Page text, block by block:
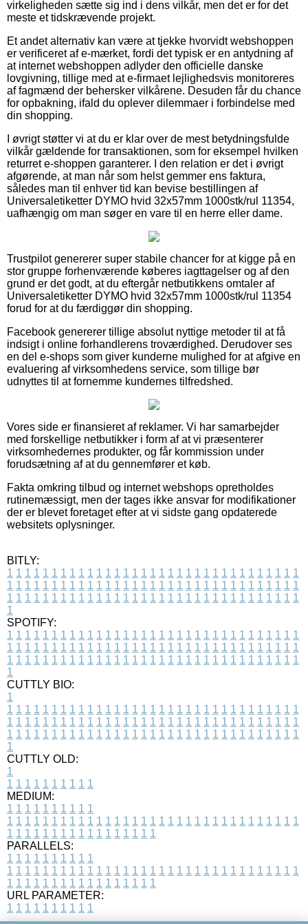
virkeligheden sætte sig ind i dens vilkår, men det er for det
meste et tidskrævende projekt.
Et andet alternativ kan være at tjekke hvorvidt webshoppen
er verificeret af e-mærket, fordi det typisk er en antydning af
at internet webshoppen adlyder den officielle danske
lovgivning, tillige med at e-firmaet lejlighedsvis monitoreres
af fagmænd der behersker vilkårene. Desuden får du chance
for opbakning, ifald du oplever dilemmaer i forbindelse med
din shopping.
I øvrigt støtter vi at du er klar over de mest betydningsfulde
vilkår gældende for transaktionen, som for eksempel hvilken
returret e-shoppen garanterer. I den relation er det i øvrigt
afgørende, at man når som helst gemmer ens faktura,
således man til enhver tid kan bevise bestillingen af
Universaletiketter DYMO hvid 32x57mm 1000stk/rul 11354,
uafhængig om man søger en vare til en herre eller dame.
Trustpilot genererer super stabile chancer for at kigge på en
stor gruppe forhenværende køberes iagttagelser og af den
grund er det godt, at du eftergår netbutikkens omtaler af
Universaletiketter DYMO hvid 32x57mm 1000stk/rul 11354
forud for at du færdiggør din shopping.
Facebook genererer tillige absolut nyttige metoder til at få
indsigt i online forhandlerens troværdighed. Derudover ses
en del e-shops som giver kunderne mulighed for at afgive en
evaluering af virksomhedens service, som tillige bør
udnyttes til at fornemme kundernes tilfredshed.
Vores side er finansieret af reklamer. Vi har samarbejder
med forskellige netbutikker i form af at vi præsenterer
virksomhedernes produkter, og får kommission under
forudsætning af at du gennemfører et køb.
Fakta omkring tilbud og internet webshops opretholdes
rutinemæssigt, men der tages ikke ansvar for modifikationer
der er blevet foretaget efter at vi sidste gang opdaterede
websitets oplysninger.
BITLY:
1 1 1 1 1 1 1 1 1 1 1 1 1 1 1 1 1 1 1 1 1 1 1 1 1 1 1 1 1 1 1 1 1
1 1 1 1 1 1 1 1 1 1 1 1 1 1 1 1 1 1 1 1 1 1 1 1 1 1 1 1 1 1 1 1 1
1 1 1 1 1 1 1 1 1 1 1 1 1 1 1 1 1 1 1 1 1 1 1 1 1 1 1 1 1 1 1 1 1
1
SPOTIFY:
1 1 1 1 1 1 1 1 1 1 1 1 1 1 1 1 1 1 1 1 1 1 1 1 1 1 1 1 1 1 1 1 1
1 1 1 1 1 1 1 1 1 1 1 1 1 1 1 1 1 1 1 1 1 1 1 1 1 1 1 1 1 1 1 1 1
1 1 1 1 1 1 1 1 1 1 1 1 1 1 1 1 1 1 1 1 1 1 1 1 1 1 1 1 1 1 1 1 1
1
CUTTLY BIO:
1
1 1 1 1 1 1 1 1 1 1 1 1 1 1 1 1 1 1 1 1 1 1 1 1 1 1 1 1 1 1 1 1 1
1 1 1 1 1 1 1 1 1 1 1 1 1 1 1 1 1 1 1 1 1 1 1 1 1 1 1 1 1 1 1 1 1
1 1 1 1 1 1 1 1 1 1 1 1 1 1 1 1 1 1 1 1 1 1 1 1 1 1 1 1 1 1 1 1 1
1
CUTTLY OLD:
1
1 1 1 1 1 1 1 1 1 1
MEDIUM:
1 1 1 1 1 1 1 1 1 1
1 1 1 1 1 1 1 1 1 1 1 1 1 1 1 1 1 1 1 1 1 1 1 1 1 1 1 1 1 1 1 1 1
1 1 1 1 1 1 1 1 1 1 1 1 1 1 1 1 1
PARALLELS:
1 1 1 1 1 1 1 1 1 1
1 1 1 1 1 1 1 1 1 1 1 1 1 1 1 1 1 1 1 1 1 1 1 1 1 1 1 1 1 1 1 1 1
1 1 1 1 1 1 1 1 1 1 1 1 1 1 1 1 1
URL PARAMETER:
1 1 1 1 1 1 1 1 1 1